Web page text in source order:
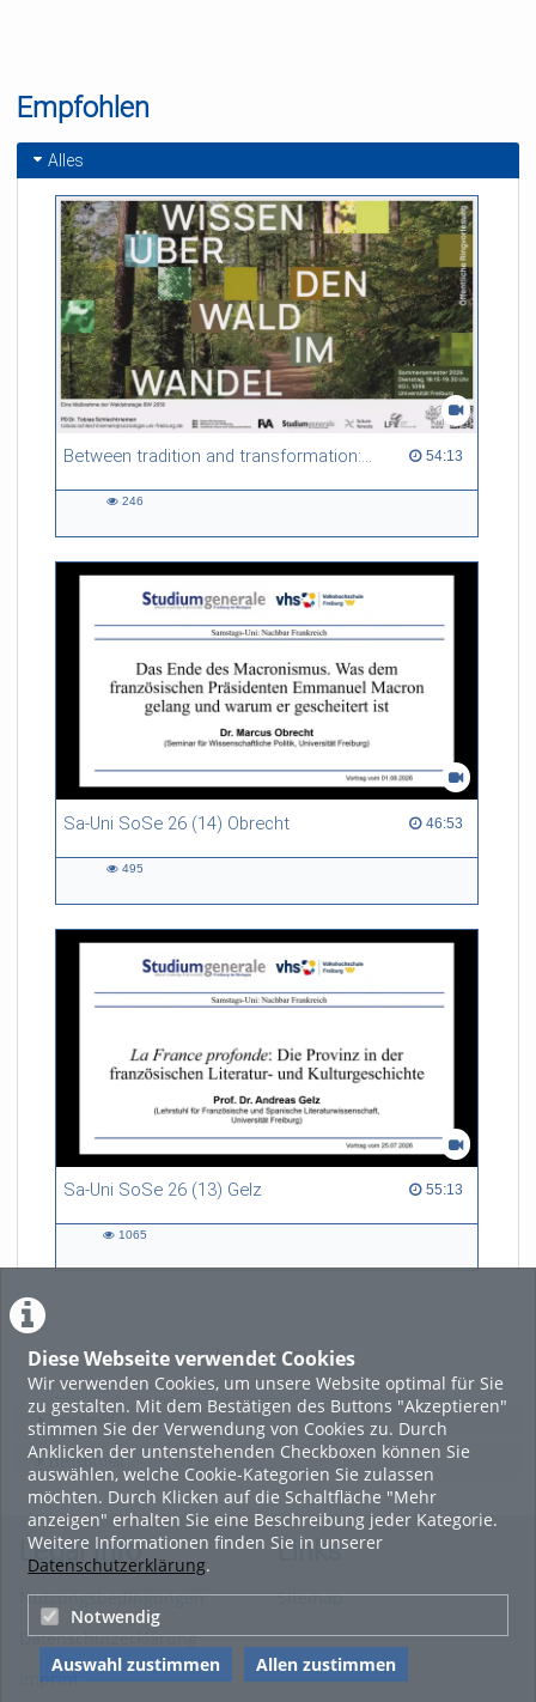
Diese Webseite verwendet Cookies
Wir verwenden Cookies, um unsere Website optimal für Sie
zu gestalten. Mit dem Bestätigen des Buttons "Akzeptieren"
stimmen Sie der Verwendung von Cookies zu. Durch
Anklicken der untenstehenden Checkboxen können Sie
auswählen, welche Cookie-Kategorien Sie zulassen
möchten. Durch Klicken auf die Schaltfläche "Mehr
anzeigen" erhalten Sie eine Beschreibung jeder Kategorie.
Weitere Informationen finden Sie in unserer
Datenschutzerklärung.
Notwendig
Auswahl zustimmen Allen zustimmen
Empfohlen
Alles
Between tradition and transformation: how owners, advisers and institutions co-create knowledge for resilient forests in Europe 54:13
54:13 duration
246
Sa-Uni SoSe 26 (14) Obrecht 46:53
46:53 duration
495
Sa-Uni SoSe 26 (13) Gelz 55:13
55:13 duration
1065
LADE MEHR
Featured
Beliebtheit
Legal Info
Nutzungsbedingungen
Datenschutzerklärung
Imprint
Links
Sitemap